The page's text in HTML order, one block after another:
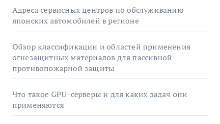
Адреса сервисных центров по обслуживанию
японских автомобилей в регионе
Обзор классификации и областей применения
огнезащитных материалов для пассивной
противопожарной защиты
Что такое GPU-серверы и для каких задач они
применяются